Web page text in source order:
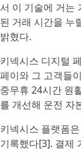
서 이 기술에 거는
된 거래 시간을 누
밝혔다.
키넥시스 디지털
페이와 그 고객들
중무휴 24시간 원
를 개선해 운전 자
키넥시스 플랫폼은
기록했다[3]. 결제